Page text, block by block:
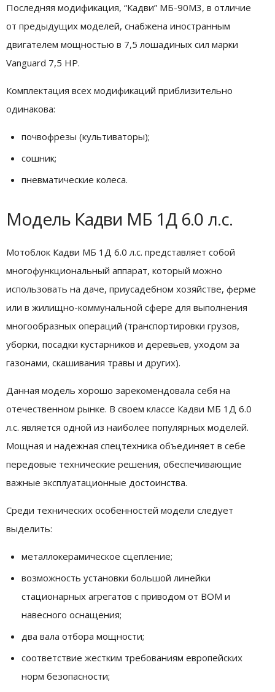
Последняя модификация, “Кадви” МБ-90М3, в отличие
от предыдущих моделей, снабжена иностранным
двигателем мощностью в 7,5 лошадиных сил марки
Vanguard 7,5 HP.
Комплектация всех модификаций приблизительно
одинакова:
почвофрезы (культиваторы);
сошник;
пневматические колеса.
Модель Кадви МБ 1Д 6.0 л.с.
Мотоблок Кадви МБ 1Д 6.0 л.с. представляет собой
многофункциональный аппарат, который можно
использовать на даче, приусадебном хозяйстве, ферме
или в жилищно-коммунальной сфере для выполнения
многообразных операций (транспортировки грузов,
уборки, посадки кустарников и деревьев, уходом за
газонами, скашивания травы и других).
Данная модель хорошо зарекомендовала себя на
отечественном рынке. В своем классе Кадви МБ 1Д 6.0
л.с. является одной из наиболее популярных моделей.
Мощная и надежная спецтехника объединяет в себе
передовые технические решения, обеспечивающие
важные эксплуатационные достоинства.
Среди технических особенностей модели следует
выделить:
металлокерамическое сцепление;
возможность установки большой линейки
стационарных агрегатов с приводом от ВОМ и
навесного оснащения;
два вала отбора мощности;
соответствие жестким требованиям европейских
норм безопасности;